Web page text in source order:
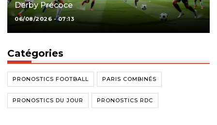
Derby Précoce
06/08/2026 - 07:13
Catégories
PRONOSTICS FOOTBALL PARIS COMBINÉS
PRONOSTICS DU JOUR PRONOSTICS RDC